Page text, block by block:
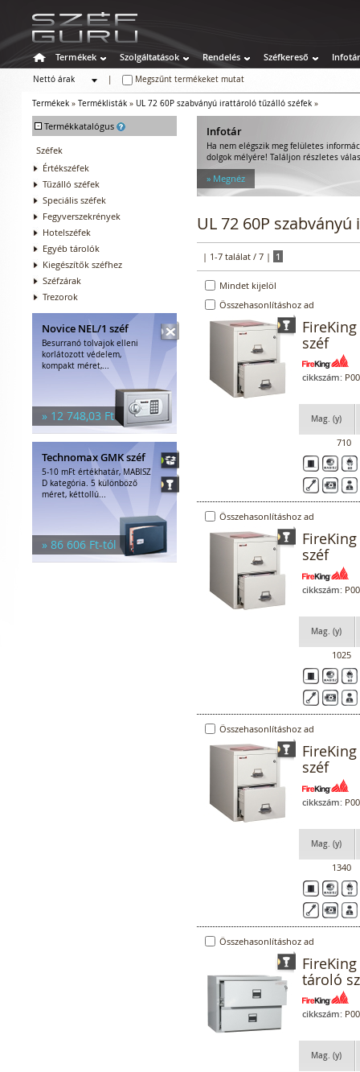
Termékek Szolgáltatások Rendelés Széfkereső Infotár
Nettó árak
Megszűnt termékeket mutat
Termékek » Terméklisták » UL 72 60P szabványú irattároló tűzálló széfek »
- Termékkatalógus
Széfek
Értékszéfek
Tűzálló széfek
Speciális széfek
Fegyverszekrények
Hotelszéfek
Egyéb tárolók
Kiegészítők széfhez
Széfzárak
Trezorok
Novice NEL/1 széf
Besurranó tolvajok elleni
korlátozott védelem,
kompakt méret,...
» 12 748,03 Ft
Technomax GMK széf
5-10 mFt értékhatár, MABISZ
D kategória. 5 különböző
méret, kéttollú...
» 86 606 Ft-tól
Infotár
Ha nem elégszik meg felületes
dolgok mélyére! Találjon részletes
» Megnéz
UL 72 60P
| 1-7 találat / 7 | 1
Mindet kijelöl
Összehasonlításhoz ad
széf
cikkszám:
Mag. (y)
710
Összehasonlításhoz ad
széf
cikkszám:
Mag. (y)
1025
Összehasonlításhoz ad
széf
cikkszám:
Mag. (y)
1340
Összehasonlításhoz ad
tároló
cikkszám:
Mag. (y)